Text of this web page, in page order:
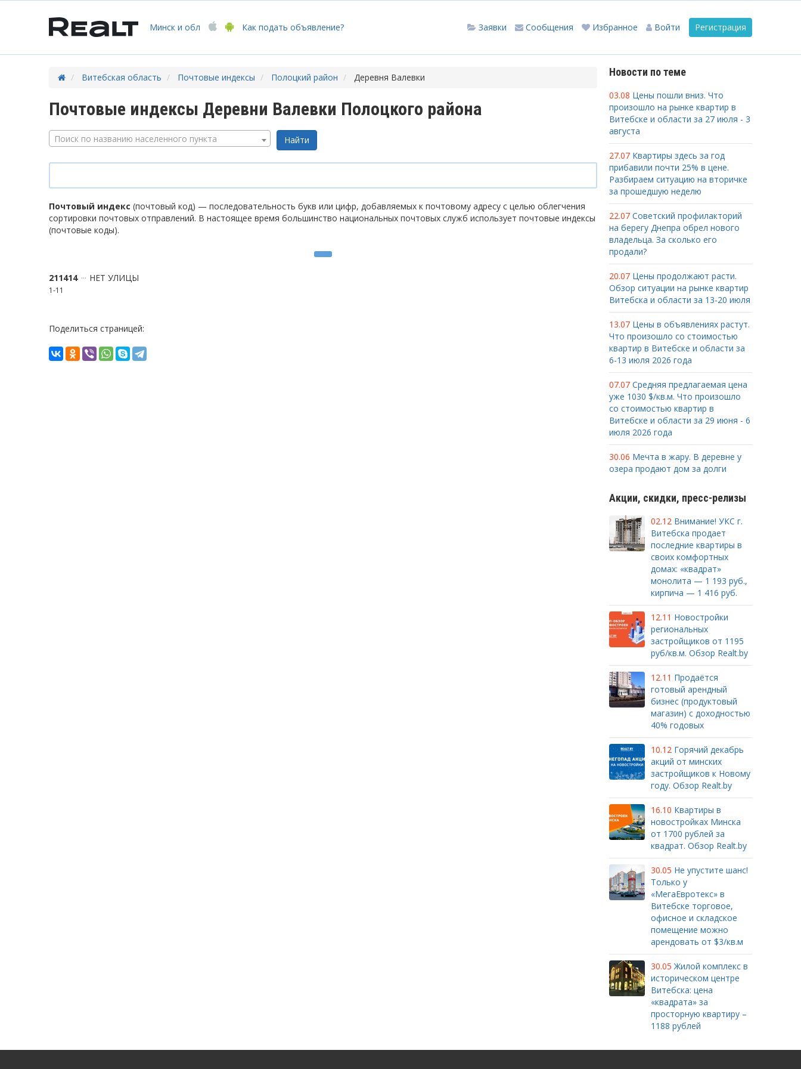
Минск и обл Как подать объявление? Регистрация
Войти
Избранное
Сообщения
Заявки
Витебская область Почтовые индексы Полоцкий район Деревня Валевки
Почтовые индексы Деревни Валевки Полоцкого района
Поиск по названию населенного пункта
Почтовый индекс (почтовый код) — последовательность букв или цифр, добавляемых к почтовому адресу с целью облегчения
сортировки почтовых отправлений. В настоящее время большинство национальных почтовых служб использует почтовые индексы
(почтовые коды).
211414 НЕТ УЛИЦЫ
1-11
Поделиться страницей:
Новости по теме
03.08 Цены пошли вниз. Что
произошло на рынке квартир в
Витебске и области за 27 июля - 3
августа
27.07 Квартиры здесь за год
прибавили почти 25% в цене.
Разбираем ситуацию на вторичке
за прошедшую неделю
22.07 Советский профилакторий
на берегу Днепра обрел нового
владельца. За сколько его
продали?
20.07 Цены продолжают расти.
Обзор ситуации на рынке квартир
Витебска и области за 13-20 июля
13.07 Цены в объявлениях растут.
Что произошло со стоимостью
квартир в Витебске и области за
6-13 июля 2026 года
07.07 Средняя предлагаемая цена
уже 1030 $/кв.м. Что произошло
со стоимостью квартир в
Витебске и области за 29 июня - 6
июля 2026 года
30.06 Мечта в жару. В деревне у
озера продают дом за долги
Акции, скидки, пресс-релизы
02.12 Внимание! УКС г.
Витебска продает
последние квартиры в
своих комфортных
домах: «квадрат»
монолита — 1 193 руб.,
кирпича — 1 416 руб.
12.11 Новостройки
региональных
застройщиков от 1195
руб/кв.м. Обзор Realt.by
12.11 Продаётся
готовый арендный
бизнес (продуктовый
магазин) с доходностью
40% годовых
10.12 Горячий декабрь
акций от минских
застройщиков к Новому
году. Обзор Realt.by
16.10 Квартиры в
новостройках Минска
от 1700 рублей за
квадрат. Обзор Realt.by
30.05 Не упустите шанс!
Только у
«МегаЕвротекс» в
Витебске торговое,
офисное и складское
помещение можно
арендовать от $3/кв.м
30.05 Жилой комплекс в
историческом центре
Витебска: цена
«квадрата» за
просторную квартиру –
1188 рублей